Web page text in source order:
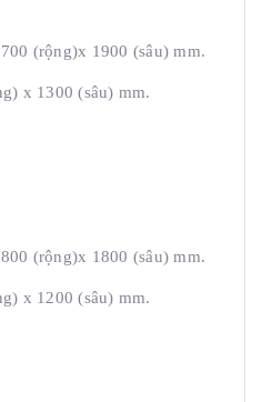
(rộng)x 1900 (sâu) mm.
x 1300 (sâu) mm.
(rộng)x 1800 (sâu) mm.
x 1200 (sâu) mm.